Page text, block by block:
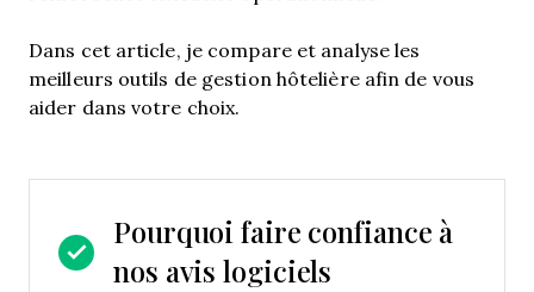
Dans cet article, je compare et analyse les
meilleurs outils de gestion hôtelière afin de vous
aider dans votre choix.
Pourquoi faire confiance à
nos avis logiciels